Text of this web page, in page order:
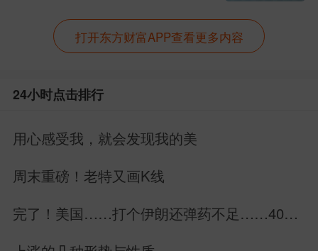
最后，看完点赞，腰缠万贯，更多投资干
货内容记得持续关注侯哥！
作者声明：个人观点，仅供参考
打开东方财富APP查看更多内容
24小时点击排行
用心感受我，就会发现我的美
周末重磅！老特又画K线
完了！美国……打个伊朗还弹药不足……40万